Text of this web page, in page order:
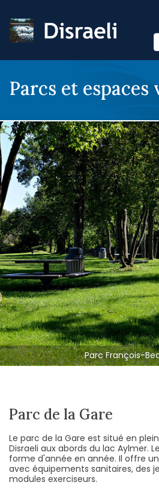
(Municipalité )
Parcs et espaces
Parc John-
Parc François-
Parc Dion
Parc de la
Parc Lions
Parc de la Gare
Le parc de la Gare est situé en
Disraeli aux abords du lac Aylmer.
forme d'année en année. Il offre
avec équipements sanitaires, des
modules exerciseurs.